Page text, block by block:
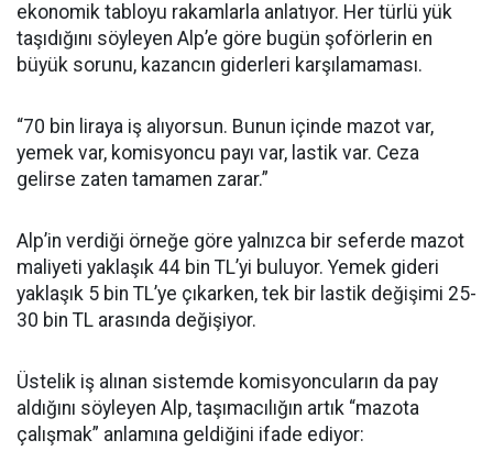
ekonomik tabloyu rakamlarla anlatıyor. Her türlü yük
taşıdığını söyleyen Alp’e göre bugün şoförlerin en
büyük sorunu, kazancın giderleri karşılamaması.
“70 bin liraya iş alıyorsun. Bunun içinde mazot var,
yemek var, komisyoncu payı var, lastik var. Ceza
gelirse zaten tamamen zarar.”
Alp’in verdiği örneğe göre yalnızca bir seferde mazot
maliyeti yaklaşık 44 bin TL’yi buluyor. Yemek gideri
yaklaşık 5 bin TL’ye çıkarken, tek bir lastik değişimi 25-
30 bin TL arasında değişiyor.
Üstelik iş alınan sistemde komisyoncuların da pay
aldığını söyleyen Alp, taşımacılığın artık “mazota
çalışmak” anlamına geldiğini ifade ediyor: